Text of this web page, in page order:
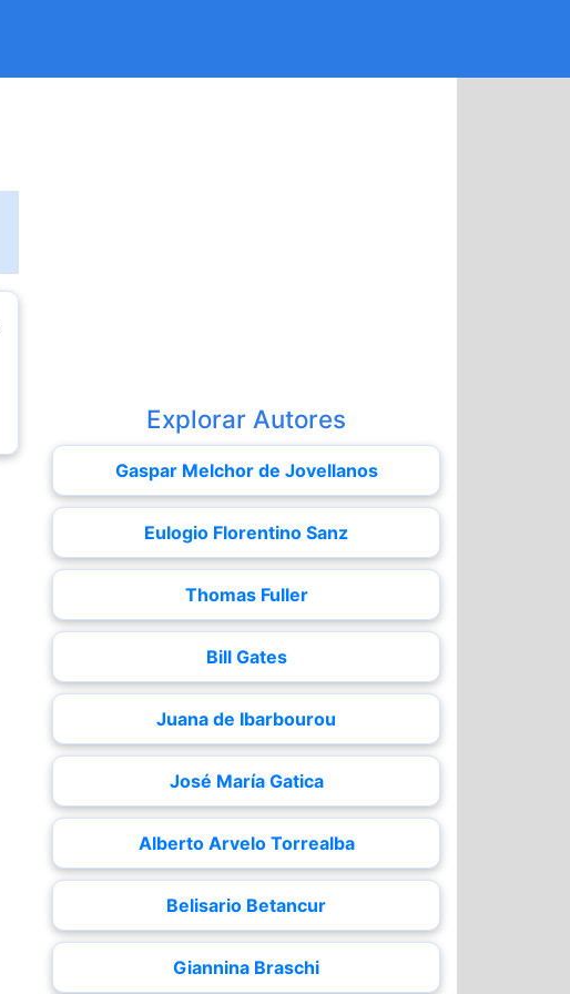
Explorar Autores
Gaspar Melchor de Jovellanos
Eulogio Florentino Sanz
Thomas Fuller
Bill Gates
Juana de Ibarbourou
José María Gatica
Alberto Arvelo Torrealba
Belisario Betancur
Giannina Braschi